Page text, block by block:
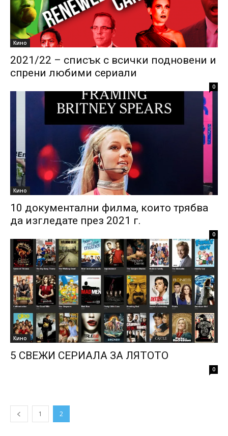
Кино
2021/22 – списък с всички подновени и
спрени любими сериали
0
Кино
10 документални филма, които трябва
да изгледате през 2021 г.
0
Кино
5 СВЕЖИ СЕРИАЛА ЗА ЛЯТОТО
0
1 2